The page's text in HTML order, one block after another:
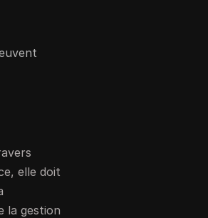
elle doit
la gestion